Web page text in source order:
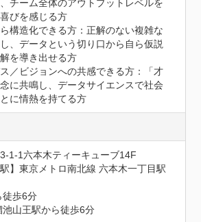
チーム全体のアウトプットレベルを
びを感じる方
構造化できる方：正解のない複雑な
、データという切り口から自ら仮説
を導き出せる方
／ビジョンへの共感できる方：「才
に共鳴し、データサイエンスで社会
に情熱を持てる方
1-1六本木ティーキューブ14F
】東京メトロ南北線 六本木一丁目駅
徒歩6分
山王駅から徒歩6分